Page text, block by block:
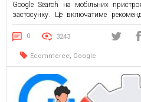
Google Search на мобільних
застосунку. Це включатиме
зображень на основі ШІ та опцію
зробити ваш досвід покупок більш
0 3243
Ecommerce, Google